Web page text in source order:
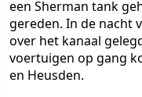
een Sherman tank
gereden. In de nacht
over het kanaal
voertuigen op gang
en Heusden.